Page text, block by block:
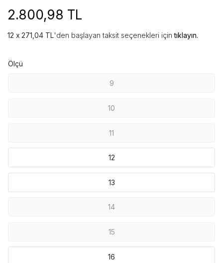
2.800,98 TL
271,04 TL'den başlayan taksit seçenekleri içintıklayın.
Ölçü
9
10
11
12
13
14
15
16